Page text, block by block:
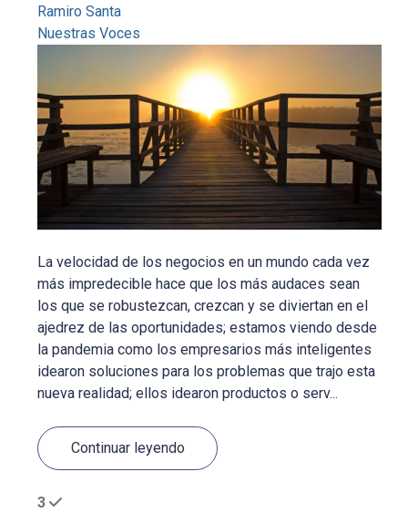
Ramiro Santa
Nuestras Voces
La velocidad de los negocios en un mundo cada vez
más impredecible hace que los más audaces sean
los que se robustezcan, crezcan y se diviertan en el
ajedrez de las oportunidades; estamos viendo desde
la pandemia como los empresarios más inteligentes
idearon soluciones para los problemas que trajo esta
nueva realidad; ellos idearon productos o serv...
Continuar leyendo
3